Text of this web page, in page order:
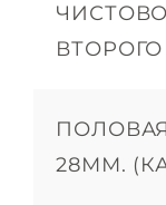
28ММ.